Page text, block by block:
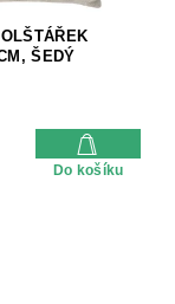
ŠEDÝ
Do košíku